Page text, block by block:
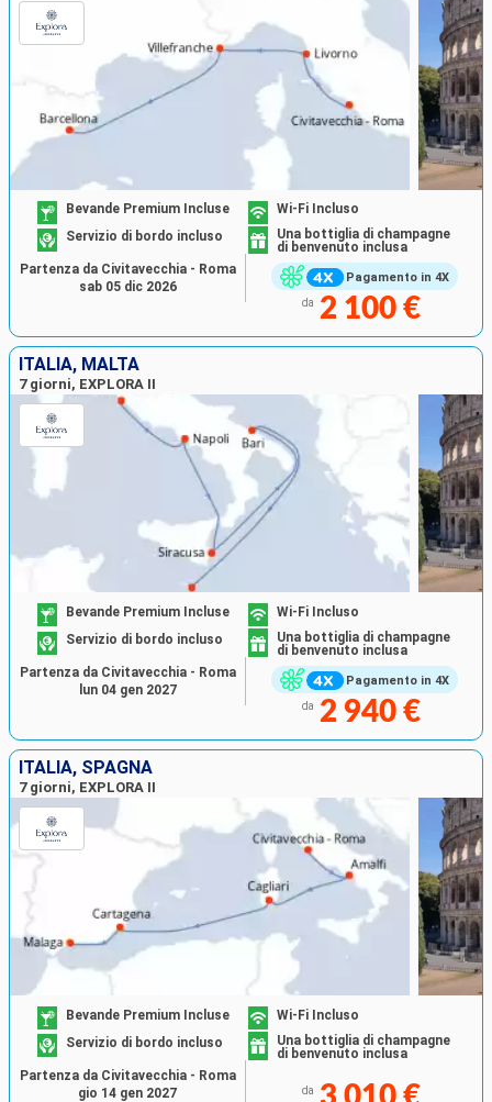
Pagamento in 4X
Bevande Premium Incluse
Wi-Fi Incluso
Servizio di bordo incluso
Una bottiglia di champagne
di benvenuto inclusa
da 2 100 €
Partenza da Civitavecchia - Roma
sab 05 dic 2026
ITALIA, MALTA
7 giorni, EXPLORA II
Pagamento in 4X
Bevande Premium Incluse
Wi-Fi Incluso
Servizio di bordo incluso
Una bottiglia di champagne
di benvenuto inclusa
da 2 940 €
Partenza da Civitavecchia - Roma
lun 04 gen 2027
ITALIA, SPAGNA
7 giorni, EXPLORA II
Bevande Premium Incluse
Wi-Fi Incluso
Servizio di bordo incluso
Una bottiglia di champagne
di benvenuto inclusa
da
Partenza da Civitavecchia - Roma
gio 14 gen 2027